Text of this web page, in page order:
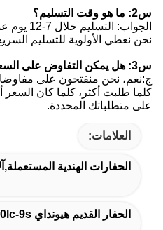
س2: ما هو وقت التسليم؟
الجواب:
نحن نعطي الأولوية للتسليم
س3: هل يمكن التفاوض على السعر للطلبات الكبيرة؟
ج:نعم، نحن منفتحون على
كلما طلبت أكثر، كلما كان السعر
على متطلباتك المحددة.
العلامات:
الحفارات الهندية
الحفار القديم هيونداي 220lc-9s,حفرة هيونداي 220lc-9s مستعملة